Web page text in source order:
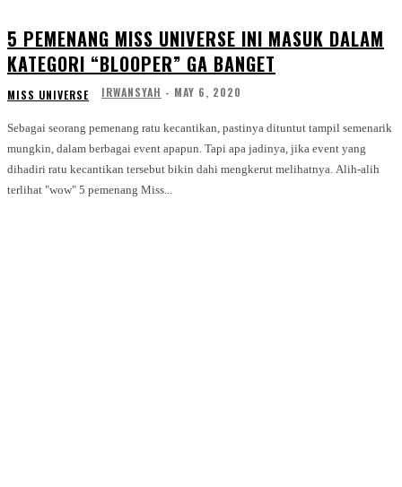
5 PEMENANG MISS UNIVERSE INI MASUK DALAM
KATEGORI “BLOOPER” GA BANGET
MISS UNIVERSE IRWANSYAH - MAY 6, 2020
Sebagai seorang pemenang ratu kecantikan, pastinya dituntut tampil semenarik
mungkin, dalam berbagai event apapun. Tapi apa jadinya, jika event yang
dihadiri ratu kecantikan tersebut bikin dahi mengkerut melihatnya. Alih-alih
terlihat "wow" 5 pemenang Miss...